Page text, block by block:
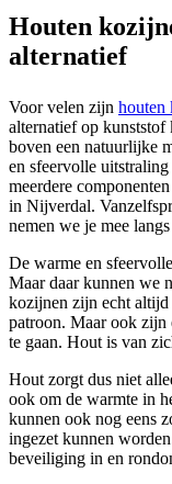
Houten
alternatief
Voor velen zijn houten
alternatief op kunststof
boven een natuurlijke
en sfeervolle
meerdere
in Nijverdal.
nemen we je mee
De warme en
Maar daar kunnen we
kozijnen zijn echt
patroon. Maar ook
te gaan. Hout is van
Hout zorgt dus niet
ook om de warmte in
kunnen ook nog eens
ingezet kunnen
beveiliging in en